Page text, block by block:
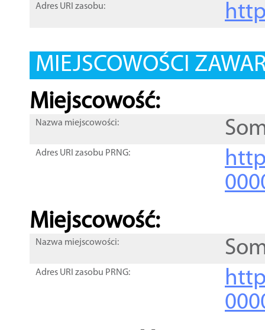
Adres URI zasobu:
MIEJSCOWOŚCI
Miejscowość:
Nazwa miejscowości:
Adres URI zasobu PRNG:
Miejscowość:
Nazwa miejscowości:
Adres URI zasobu PRNG: